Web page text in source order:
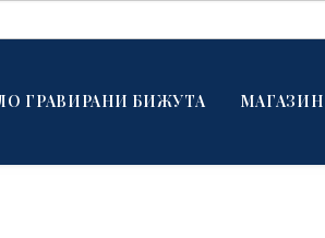
ГРАВИРАНИ БИЖУТА МАГАЗИН